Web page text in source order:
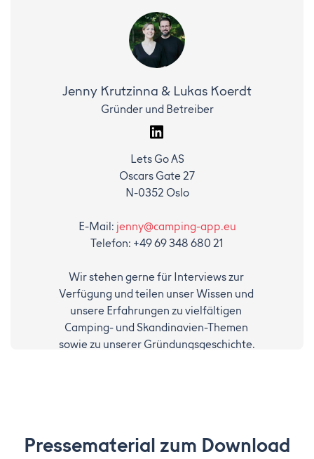
Jenny Krutzinna & Lukas Koerdt
Gründer und Betreiber
Lets Go AS
Oscars Gate 27
N-0352 Oslo
E-Mail: jenny@camping-app.eu
Telefon: +49 69 348 680 21
Wir stehen gerne für Interviews zur
Verfügung und teilen unser Wissen und
unsere Erfahrungen zu vielfältigen
Camping- und Skandinavien-Themen
sowie zu unserer Gründungsgeschichte.
Pressematerial zum Download